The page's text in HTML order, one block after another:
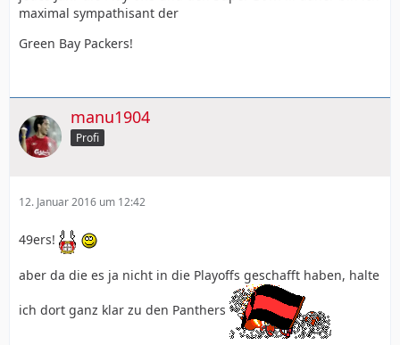
maximal sympathisant der
Green Bay Packers!
manu1904
Profi
12. Januar 2016 um 12:42
49ers!
aber da die es ja nicht in die Playoffs geschafft haben, halte
ich dort ganz klar zu den Panthers